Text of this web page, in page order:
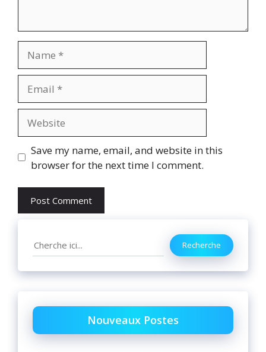
Save my name, email, and website in this
browser for the next time I comment.
Search Recherche
Nouveaux Postes